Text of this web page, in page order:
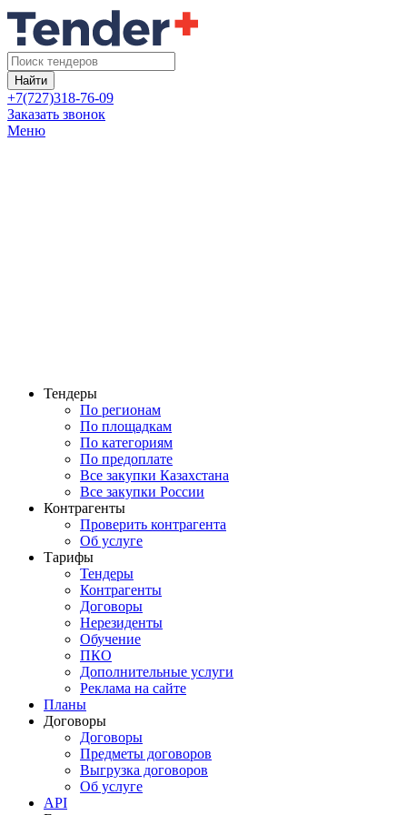
Найти
+7(727)318-76-09
Заказать звонок
Меню
Тендеры
По регионам
По площадкам
По категориям
По предоплате
Все закупки Казахстана
Все закупки России
Контрагенты
Проверить контрагента
Об услуге
Тарифы
Тендеры
Контрагенты
Договоры
Нерезиденты
Обучение
ПКО
Дополнительные услуги
Реклама на сайте
Планы
Договоры
Договоры
Предметы договоров
Выгрузка договоров
Об услуге
API